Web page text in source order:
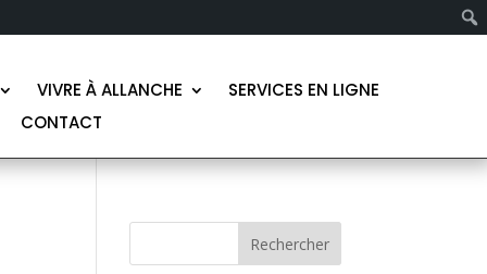
VIVRE À ALLANCHE
SERVICES EN LIGNE
CONTACT
Rechercher